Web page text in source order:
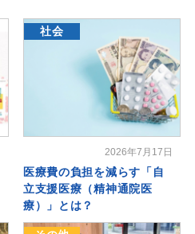
社会
2026年7月17日
医療費の負担を減らす「自
立支援医療（精神通院医
療）」とは？